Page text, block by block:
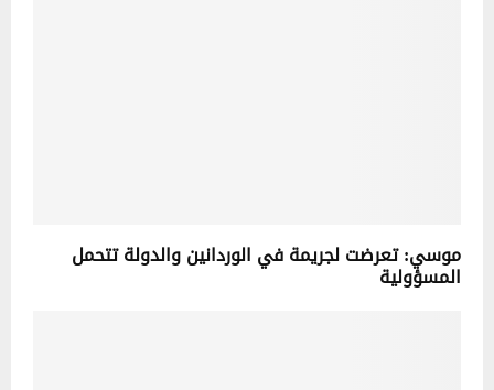
موسي: تعرضت لجريمة في الوردانين والدولة تتحمل
المسؤولية